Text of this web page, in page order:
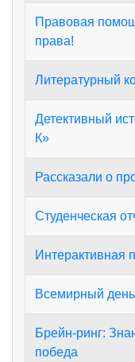
Правовая
права!
Литературный
Детективный
К»
Рассказали о
Студенческая
Интерактивная
Всемирный
Брейн-ринг:
победа